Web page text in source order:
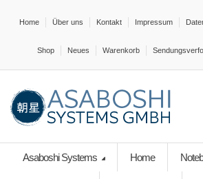
Home Über uns Kontakt Impressum
Shop Neues Warenkorb
Asaboshi Systems Home